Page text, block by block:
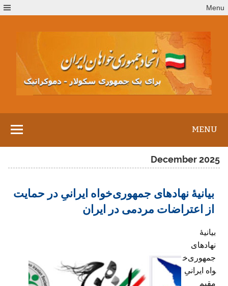
to
Menu
MENU
December 2025
بیانیهٔ نهادهای جمهوری‌خواه ایرانیِ در حمایت
از اعتراضات مردمی در ایران
بیانیهٔ
نهادهای
جمهوری‌خ
واه ایرانیِ
مقیم